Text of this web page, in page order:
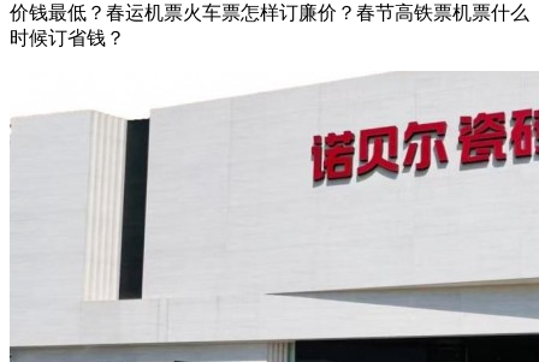
价钱最低？春运机票火车票怎样订廉价？春节高铁票机票什么
时候订省钱？